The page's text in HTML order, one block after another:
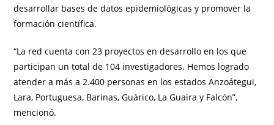
desarrollar bases de datos epidemiológicas y promover la
formación científica.
“La red cuenta con 23 proyectos en desarrollo en los que
participan un total de 104 investigadores. Hemos logrado
atender a más a 2.400 personas en los estados Anzoátegui,
Lara, Portuguesa, Barinas, Guárico, La Guaira y Falcón”,
mencionó.